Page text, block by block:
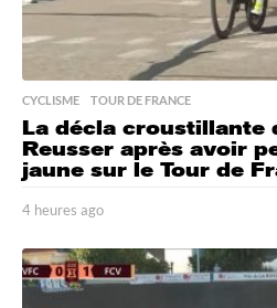
CYCLISME ,TOUR DE FRANCE
La décla croustillante
Reusser après avoir
jaune sur le Tour de
4 heures ago
e
u